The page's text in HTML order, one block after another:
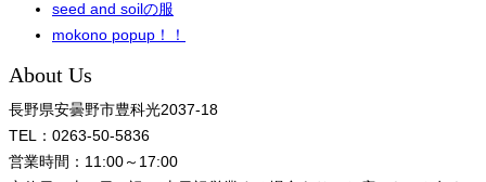
seed and soilの服
mokono popup！！
About Us
長野県安曇野市豊科光2037-18
TEL：0263-50-5836
営業時間：11:00～17:00